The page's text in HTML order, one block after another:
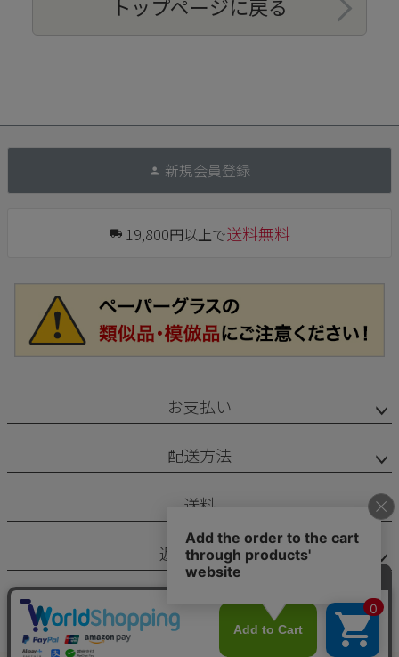
トップページに戻る
新規会員登録
19,800円以上で送料無料
お支払い
配送方法
送料
返品・交換
カテゴリー
マイページ